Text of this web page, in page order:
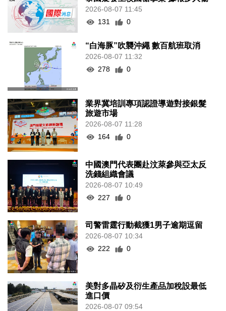
2026-08-07 11:45
131
0
“白海豚”吹襲沖繩 數百航班取消
2026-08-07 11:32
278
0
業界冀培訓專項認證導遊對接銀髮
旅遊市場
2026-08-07 11:28
164
0
中國澳門代表團赴汶萊參與亞太反
洗錢組織會議
2026-08-07 10:49
227
0
司警雷霆行動截獲1男子逾期逗留
2026-08-07 10:34
222
0
美對多晶矽及衍生產品加稅設最低
進口價
2026-08-07 09:54